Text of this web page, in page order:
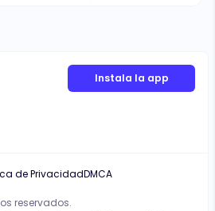
Instala la app
reservados.
de PrivacidadDMCA